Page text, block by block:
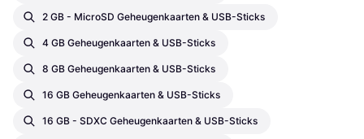
2 GB - MicroSD Geheugenkaarten & USB-Sticks
4 GB Geheugenkaarten & USB-Sticks
8 GB Geheugenkaarten & USB-Sticks
16 GB Geheugenkaarten & USB-Sticks
16 GB - SDXC Geheugenkaarten & USB-Sticks